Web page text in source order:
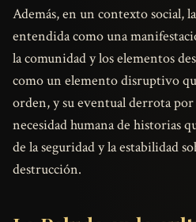
Además, en un contexto social,
entendida como una
la comunidad y los elementos
como un elemento disruptivo
orden, y su eventual derrota
necesidad humana de historias
de la seguridad y la estabilidad
destrucción.